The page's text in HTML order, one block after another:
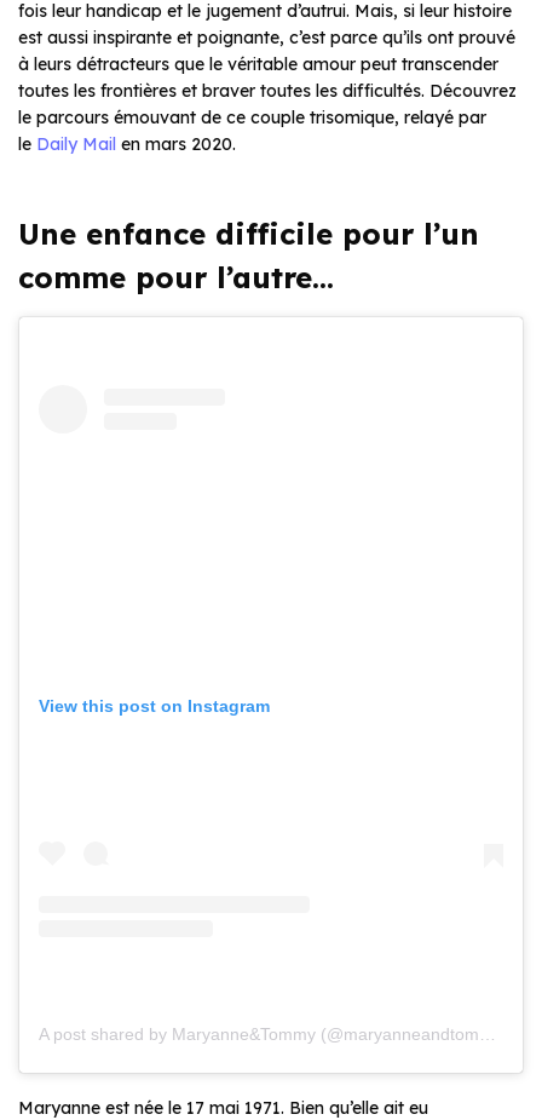
fois leur handicap et le jugement d’autrui. Mais, si leur histoire
est aussi inspirante et poignante, c’est parce qu’ils ont prouvé
à leurs détracteurs que le véritable amour peut transcender
toutes les frontières et braver toutes les difficultés. Découvrez
le parcours émouvant de ce couple trisomique, relayé par
le Daily Mail en mars 2020.
Une enfance difficile pour l’un
comme pour l’autre…
View this post on Instagram
Maryanne est née le 17 mai 1971. Bien qu’elle ait eu